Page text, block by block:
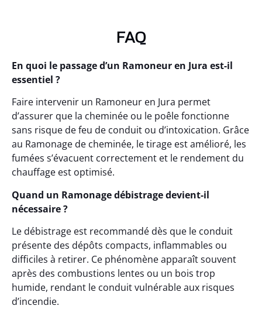
FAQ
En quoi le passage d’un Ramoneur en Jura est-il
essentiel ?
Faire intervenir un Ramoneur en Jura permet
d’assurer que la cheminée ou le poêle fonctionne
sans risque de feu de conduit ou d’intoxication. Grâce
au Ramonage de cheminée, le tirage est amélioré, les
fumées s’évacuent correctement et le rendement du
chauffage est optimisé.
Quand un Ramonage débistrage devient-il
nécessaire ?
Le débistrage est recommandé dès que le conduit
présente des dépôts compacts, inflammables ou
difficiles à retirer. Ce phénomène apparaît souvent
après des combustions lentes ou un bois trop
humide, rendant le conduit vulnérable aux risques
d’incendie.